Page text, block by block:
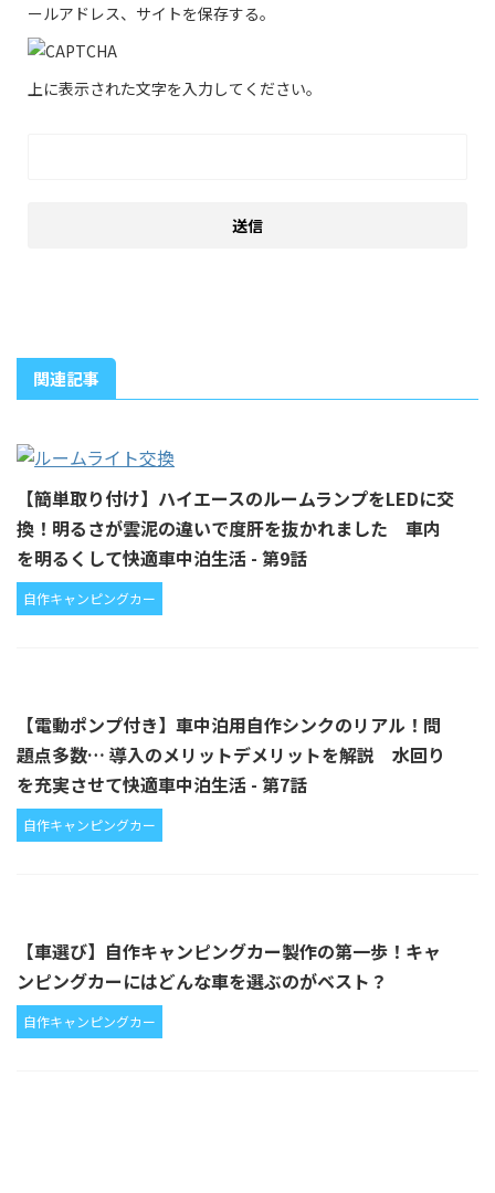
ールアドレス、サイトを保存する。
上に表示された文字を入力してください。
関連記事
【簡単取り付け】ハイエースのルームランプをLEDに交
換！明るさが雲泥の違いで度肝を抜かれました 車内
を明るくして快適車中泊生活 - 第9話
自作キャンピングカー
【電動ポンプ付き】車中泊用自作シンクのリアル！問
題点多数… 導入のメリットデメリットを解説 水回り
を充実させて快適車中泊生活 - 第7話
自作キャンピングカー
【車選び】自作キャンピングカー製作の第一歩！キャ
ンピングカーにはどんな車を選ぶのがベスト？
自作キャンピングカー